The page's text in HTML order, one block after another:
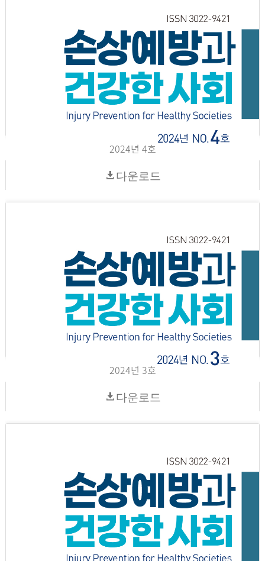
2024년 4호
다운로드
2024년 3호
다운로드